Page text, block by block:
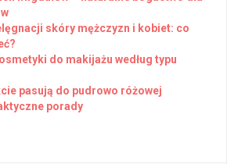
skóry mężczyzn i kobiet: co
do makijażu według typu
pasują do pudrowo różowej
porady